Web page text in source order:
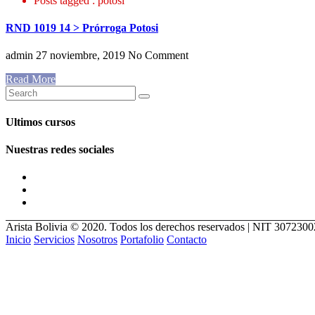
RND 1019 14 > Prórroga Potosi
admin 27 noviembre, 2019 No Comment
Read More
Ultimos cursos
Nuestras redes sociales
Arista Bolivia © 2020. Todos los derechos reservados | NIT
Inicio Servicios Nosotros Portafolio Contacto